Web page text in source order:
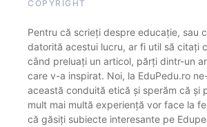
COPYRIGHT
Pentru că scrieți despre educație, sau
datorită acestui lucru, ar fi util să citați
când preluați un articol, părți dintr-un
care v-a inspirat. Noi, la EduPedu.ro
această conduită etică și sperăm că și
mult mai multă experiență vor face la
că găsiți subiecte interesante pe